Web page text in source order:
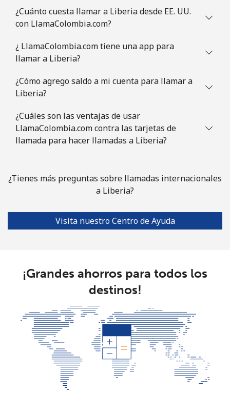
¿Cuánto cuesta llamar a Liberia desde EE. UU.
con LlamaColombia.com?
¿ LlamaColombia.com tiene una app para
llamar a Liberia?
¿Cómo agrego saldo a mi cuenta para llamar a
Liberia?
¿Cuáles son las ventajas de usar
LlamaColombia.com contra las tarjetas de
llamada para hacer llamadas a Liberia?
¿Tienes más preguntas sobre llamadas internacionales
a Liberia?
Visita nuestro Centro de Ayuda
¡Grandes ahorros para todos los
destinos!